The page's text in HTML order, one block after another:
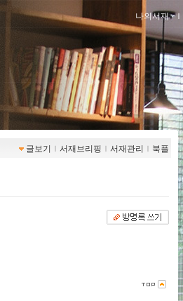
나의서재 ｌ
글보기 ｌ 서재브리핑 ｌ 서재관리 ｌ 북플